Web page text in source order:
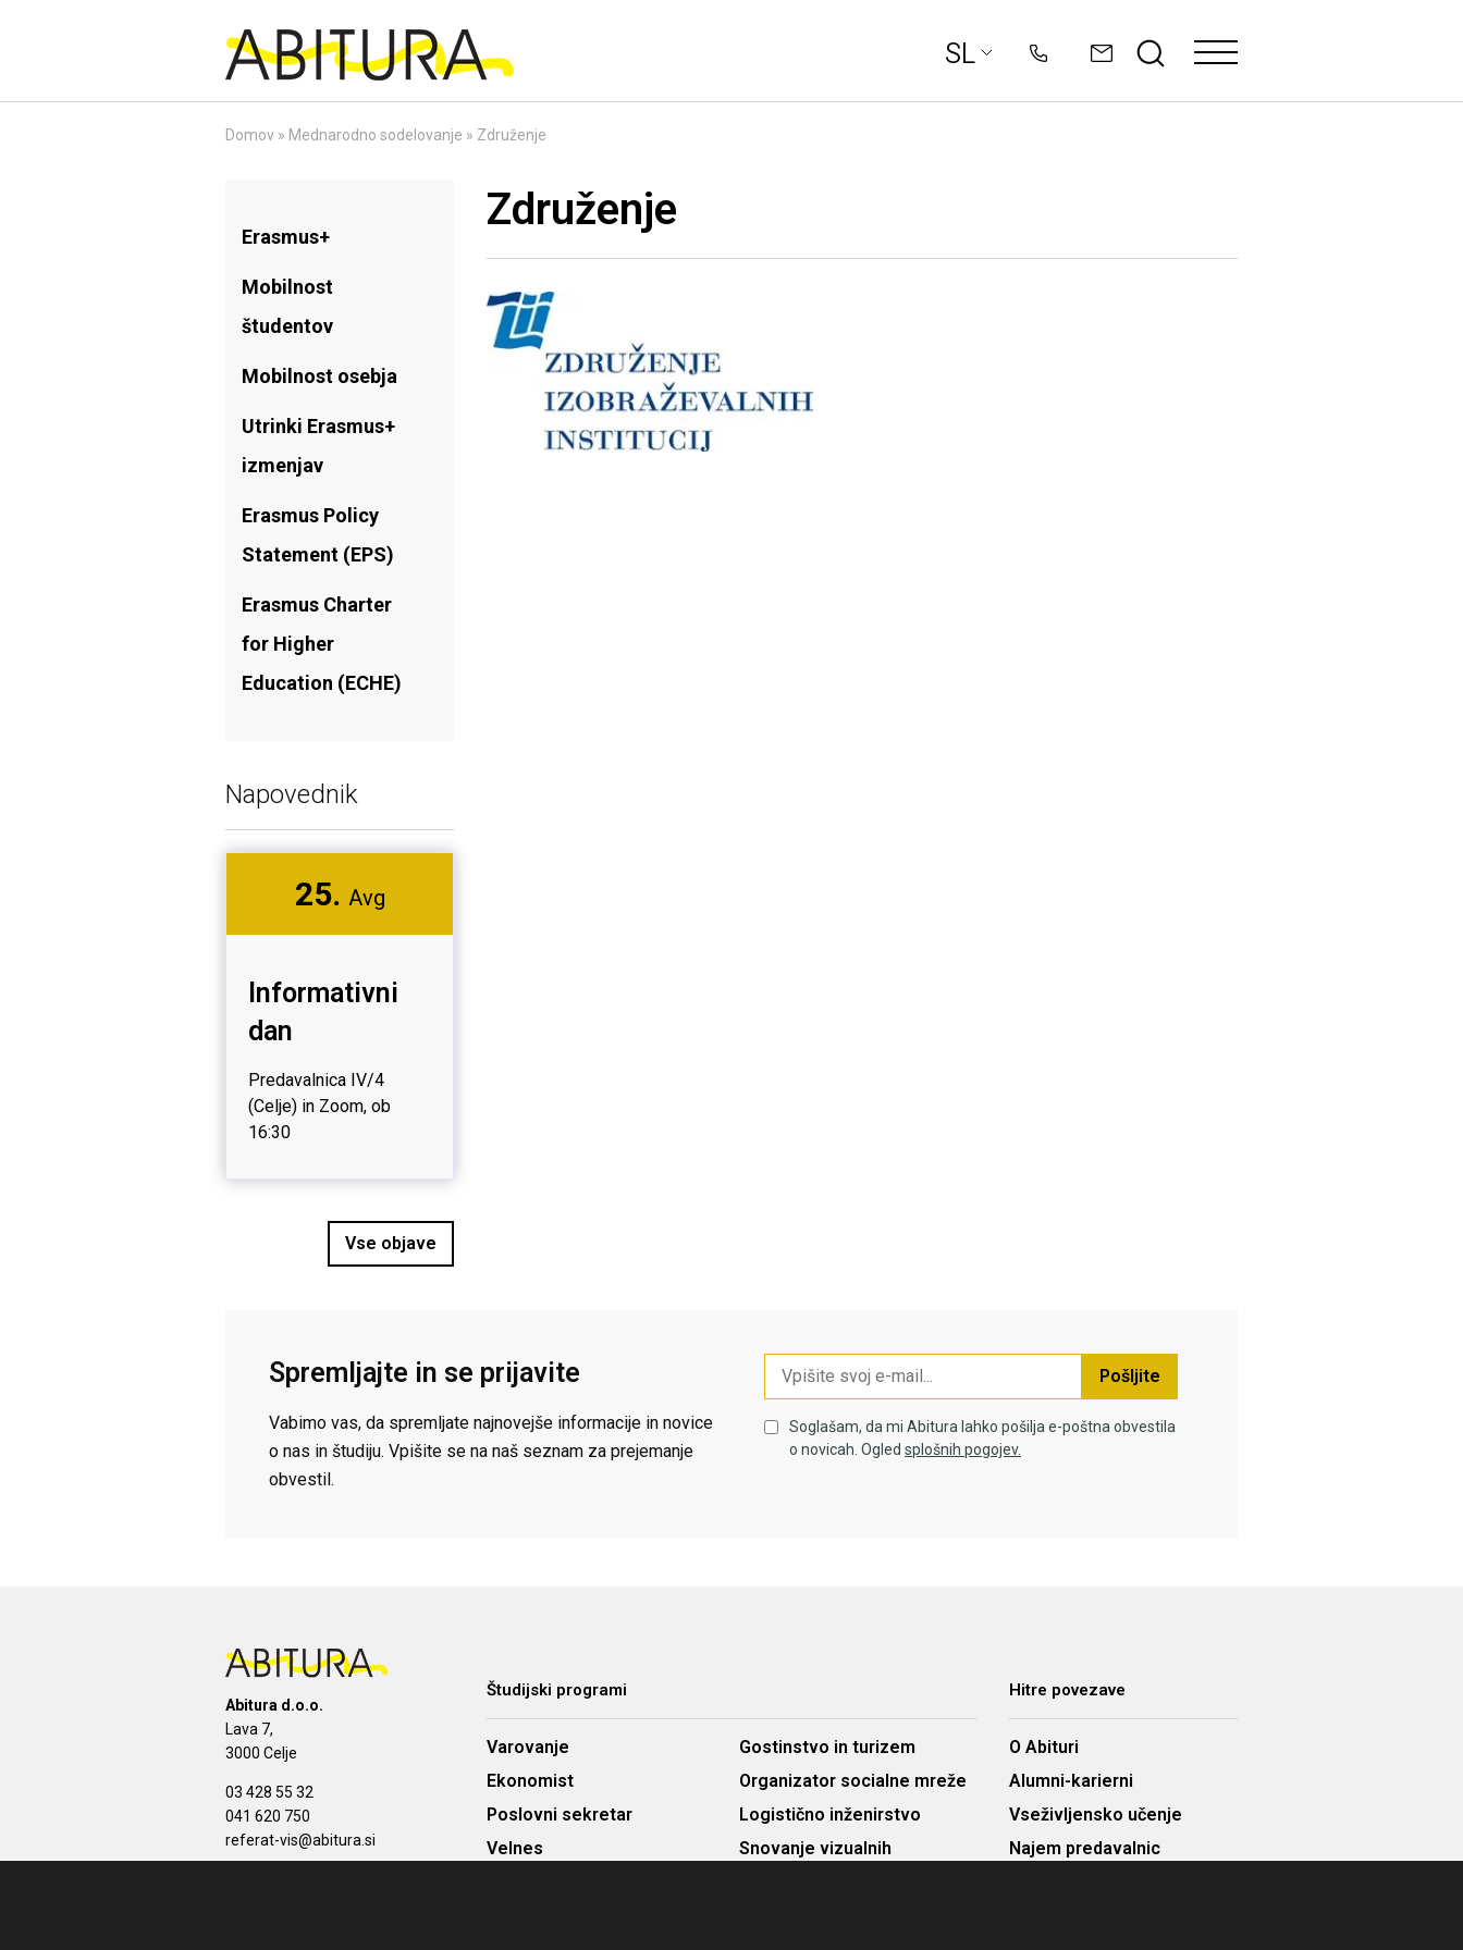
SL
Domov » Mednarodno sodelovanje » Združenje
Erasmus+
Mobilnost
študentov
Mobilnost osebja
Utrinki Erasmus+
izmenjav
Erasmus Policy
Statement (EPS)
Erasmus Charter
for Higher
Education (ECHE)
Napovednik
25. Avg
Informativni
dan
Predavalnica IV/4
(Celje) in Zoom, ob
16:30
Vse objave
Združenje
Spremljajte in se prijavite
Vabimo vas, da spremljate najnovejše informacije in novice
o nas in študiju. Vpišite se na naš seznam za prejemanje
obvestil.
Pošljite
Soglašam, da mi Abitura lahko pošilja e-poštna obvestila
o novicah. Ogled splošnih pogojev.
Abitura d.o.o.
Lava 7,
3000 Celje
03 428 55 32
041 620 750
referat-vis@abitura.si
Študijski programi
Varovanje
Ekonomist
Poslovni sekretar
Velnes
Gostinstvo in turizem
Organizator socialne mreže
Logistično inženirstvo
Snovanje vizualnih
Hitre povezave
O Abituri
Alumni-karierni
Vseživljensko učenje
Najem predavalnic